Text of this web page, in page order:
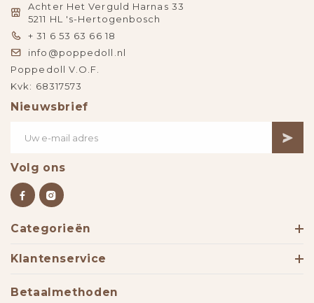
Achter Het Verguld Harnas 33
5211 HL 's-Hertogenbosch
+ 31 6 53 63 66 18
info@poppedoll.nl
Poppedoll V.O.F.
Kvk: 68317573
Nieuwsbrief
Volg ons
Categorieën
Klantenservice
Betaalmethoden